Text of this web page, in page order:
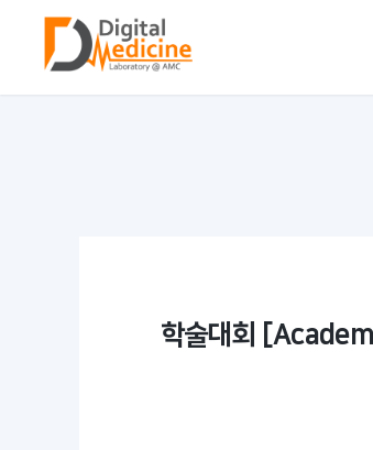
학술대회